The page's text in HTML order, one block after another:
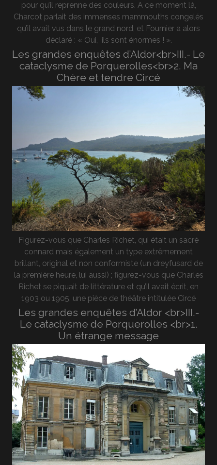
pour qu’il reprenne des couleurs. A ce moment là,
Charcot parlait des immenses mammouths congelés
qu’il avait vus dans le grand nord, et Fournier a alors
déclaré : « Oui, ils sont énormes ! ».
Les grandes enquêtes d’Aldor<br>III.- Le
cataclysme de Porquerolles<br>2. Ma
Chère et tendre Circé
Figurez-vous que Charles Richet, qui était un sacré
connard mais également un type extrêmement
brillant, original et non conformiste (un dreyfusard de
la première heure, lui aussi) ; figurez-vous que Charles
Richet se piquait de littérature et qu’il avait écrit, en
1903 ou 1905, une pièce de théâtre intitulée Circé
Les grandes enquêtes d’Aldor <br>III.-
Le cataclysme de Porquerolles <br>1.
Un étrange message